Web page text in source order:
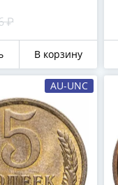
₽
В корзину
AU-UNC